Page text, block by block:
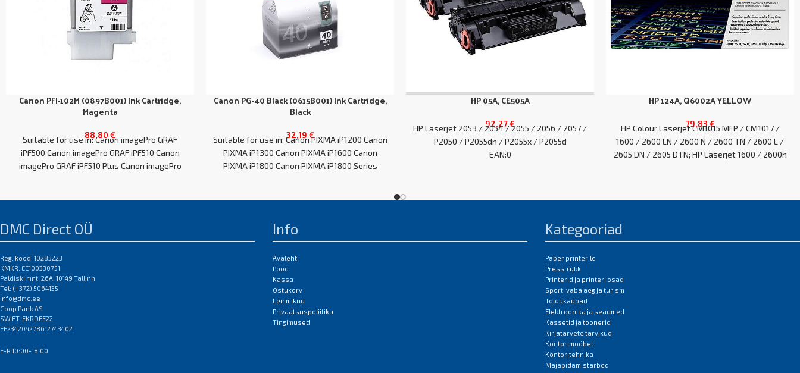
Canon PFI-102M (0897B001) Ink Cartridge,
Magenta
88,80 €
Suitable for use in: Canon imagePro GRAF
iPF500 Canon imagePro GRAF iPF510 Canon
imagePro GRAF iPF510 Plus Canon imagePro
Canon PG-40 Black (0615B001) Ink Cartridge,
Black
32,19 €
Suitable for use in: Canon PIXMA iP1200 Canon
PIXMA iP1300 Canon PIXMA iP1600 Canon
PIXMA iP1800 Canon PIXMA iP1800 Series
HP 05A, CE505A
92,27€
HP Laserjet 2053 / 2054 / 2055 / 2056 / 2057 /
P2050 / P2055dn / P2055x / P2055d
EAN:0
HP 124A, Q6002A YELLOW
79,83€
HP Colour Laserjet CM1015 MFP / CM1017 /
1600 / 2600 LN / 2600 N / 2600 TN / 2600 L /
2605 DN / 2605 DTN; HP Laserjet 1600 / 2600n
DMC Direct OÜ
Reg. kood: 10283223
KMKR: EE100330751
Paldiski mnt. 26A, 10149 Tallinn
Tel: (+372) 5064135
info@dmc.ee
Coop Pank AS
SWIFT: EKRDEE22
EE234204278612743402
E-R 10:00-18:00
Info
Avaleht
Pood
Kassa
Ostukorv
Lemmikud
Privaatsuspoliitika
Tingimused
Kategooriad
Paber printerile
Presstrükk
Printerid ja printeri osad
Sport, vaba aeg ja turism
Toidukaubad
Elektroonika ja seadmed
Kassetid ja toonerid
Kirjatarvete tarvikud
Kontorimööbel
Kontoritehnika
Majapidamistarbed